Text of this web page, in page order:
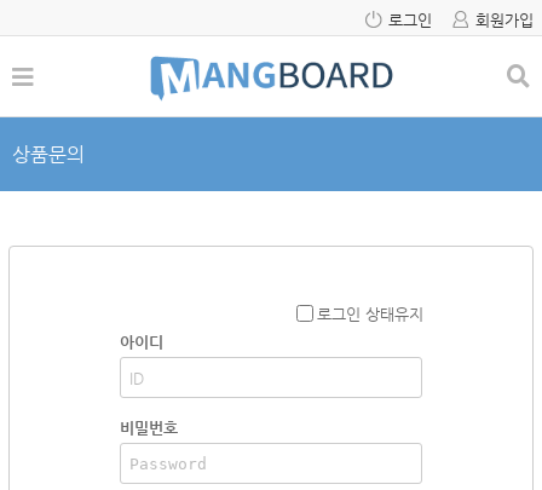
로그인 회원가입
상품문의
로그인 상태유지
아이디
비밀번호